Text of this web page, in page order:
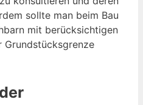
sollte man beim Bau
mit berücksichtigen
Grundstücksgrenze